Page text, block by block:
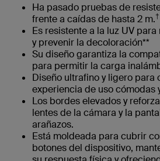
Ha pasado pruebas de
frente a caídas de hasta 2 m.†
Es resistente a la luz UV
y prevenir la decoloración**
Su diseño garantiza la
para permitir la carga
Diseño ultrafino y ligero para
experiencia de uso cómodas
Los bordes elevados y
lentes de la cámara y la
arañazos.
Está moldeada para cubrir
botones del dispositivo,